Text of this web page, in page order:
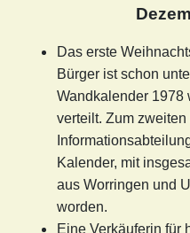
Das erste
Bürger ist schon
Wandkalender 1978
verteilt. Zum
Kalender, mit
aus Worringen und
worden.
Eine Verkäuferin für